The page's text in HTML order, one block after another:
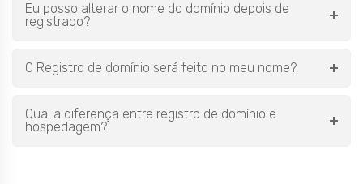
Eu posso alterar o nome do domínio depois de
registrado?
O Registro de domínio será feito no meu nome?
Qual a diferença entre registro de domínio e
hospedagem?